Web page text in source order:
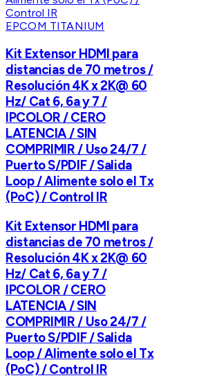
EPCOM TITANIUM
Kit Extensor HDMI para
distancias de 70 metros /
Resolución 4K x 2K@ 60
Hz/ Cat 6, 6a y 7 /
IPCOLOR / CERO
LATENCIA / SIN
COMPRIMIR / Uso 24/7 /
Puerto S/PDIF / Salida
Loop / Alimente solo el Tx
(PoC) / Control IR
Kit Extensor HDMI para
distancias de 70 metros /
Resolución 4K x 2K@ 60
Hz/ Cat 6, 6a y 7 /
IPCOLOR / CERO
LATENCIA / SIN
COMPRIMIR / Uso 24/7 /
Puerto S/PDIF / Salida
Loop / Alimente solo el Tx
(PoC) / Control IR